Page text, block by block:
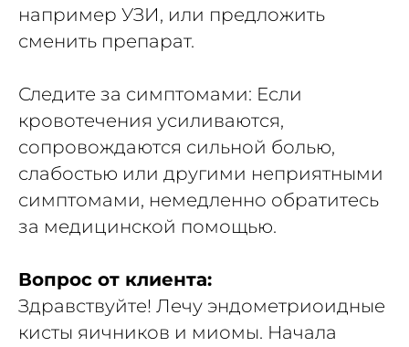
например УЗИ, или предложить
сменить препарат.
Следите за симптомами: Если
кровотечения усиливаются,
сопровождаются сильной болью,
слабостью или другими неприятными
симптомами, немедленно обратитесь
за медицинской помощью.
Вопрос от клиента:
Здравствуйте! Лечу эндометриоидные
кисты яичников и миомы. Начала